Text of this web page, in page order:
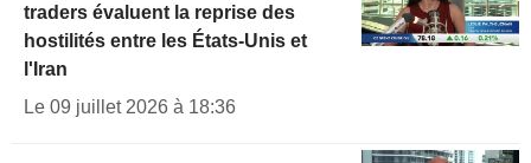
traders évaluent la reprise des
hostilités entre les États-Unis et
l'Iran
Le 09 juillet 2026 à 18:36